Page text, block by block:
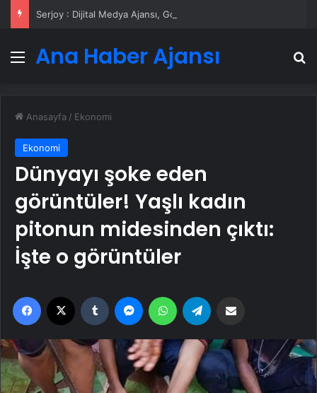
Menü
Ana Haber Ajansı
Anasayfa / Ekonomi
Ekonomi
Dünyayı şoke eden
görüntüler! Yaşlı kadın
pitonun midesinden çıktı:
İşte o görüntüler
Facebook Tumblr MessengerWhatsApp